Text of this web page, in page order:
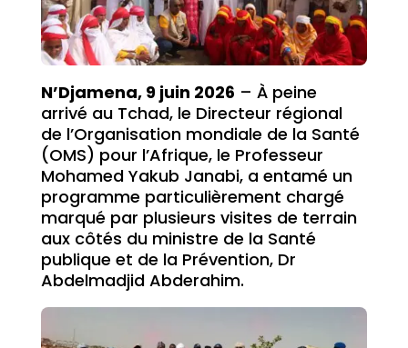
N’Djamena, 9 juin 2026 – À peine
arrivé au Tchad, le Directeur régional
de l’Organisation mondiale de la Santé
(OMS) pour l’Afrique, le Professeur
Mohamed Yakub Janabi, a entamé un
programme particulièrement chargé
marqué par plusieurs visites de terrain
aux côtés du ministre de la Santé
publique et de la Prévention, Dr
Abdelmadjid Abderahim.